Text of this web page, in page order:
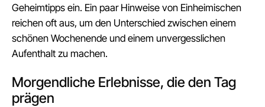
Geheimtipps ein. Ein paar Hinweise von Einheimischen
reichen oft aus, um den Unterschied zwischen einem
schönen Wochenende und einem unvergesslichen
Aufenthalt zu machen.
Morgendliche Erlebnisse, die den Tag
prägen